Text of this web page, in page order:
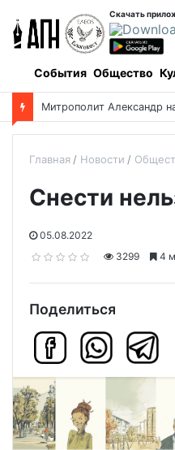
Скачать
События Общество
Главная Новости
Снести
05.08.2022
3299
4
Поделиться